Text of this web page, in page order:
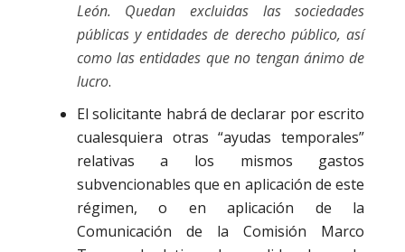
León. Quedan excluidas las sociedades
públicas y entidades de derecho público, así
como las entidades que no tengan ánimo de
lucro.
El solicitante habrá de declarar por escrito
cualesquiera otras “ayudas temporales”
relativas a los mismos gastos
subvencionables que en aplicación de este
régimen, o en aplicación de la
Comunicación de la Comisión Marco